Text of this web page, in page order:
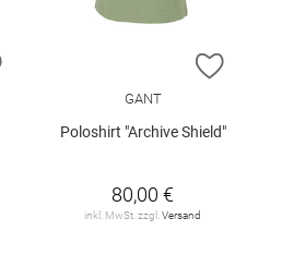
ZUR WUNSCHLISTE HINZUFÜGEN
ZUR
GANT
Poloshirt "Archive Shield"
80,00 €
inkl. MwSt. zzgl. Versand